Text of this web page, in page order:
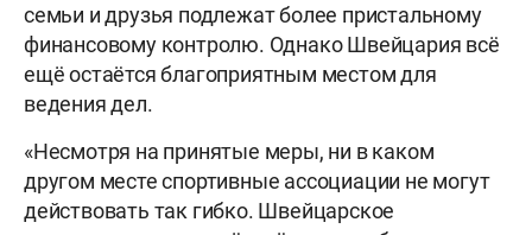
семьи и друзья подлежат более пристальному
финансовому контролю. Однако Швейцария всё
ещё остаётся благоприятным местом для
ведения дел.
«Несмотря на принятые меры, ни в каком
другом месте спортивные ассоциации не могут
действовать так гибко. Швейцарское